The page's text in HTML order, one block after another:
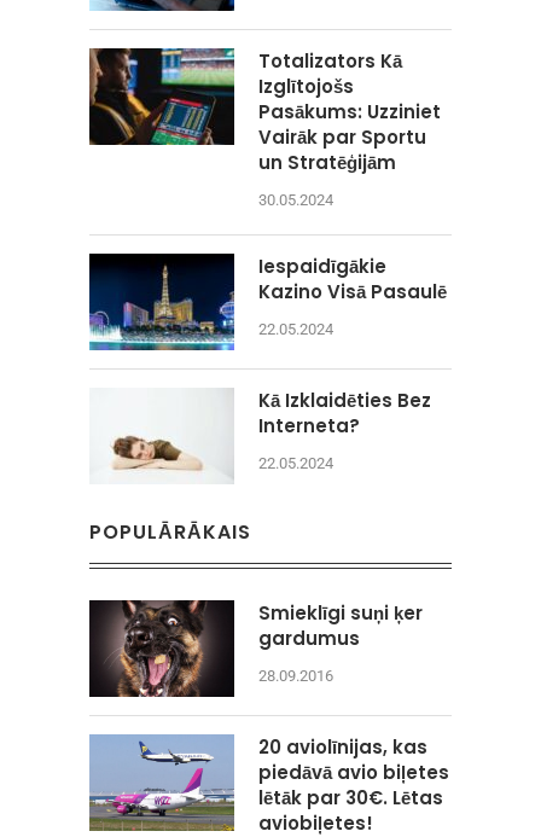
Totalizators Kā
Izglītojošs
Pasākums: Uzziniet
Vairāk par Sportu
un Stratēģijām
30.05.2024
Iespaidīgākie
Kazino Visā Pasaulē
22.05.2024
Kā Izklaidēties Bez
Interneta?
22.05.2024
POPULĀRĀKAIS
Smieklīgi suņi ķer
gardumus
28.09.2016
20 aviolīnijas, kas
piedāvā avio biļetes
lētāk par 30€. Lētas
aviobiļetes!